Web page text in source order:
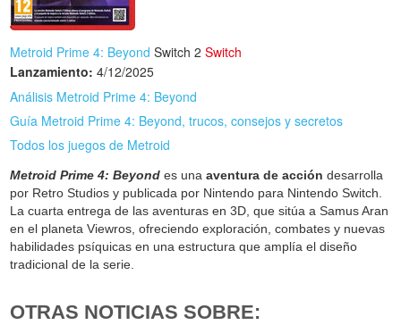
Metroid Prime 4: Beyond Switch 2 Switch
Lanzamiento: 4/12/2025
Análisis Metroid Prime 4: Beyond
Guía Metroid Prime 4: Beyond, trucos, consejos y secretos
Todos los juegos de Metroid
Metroid Prime 4: Beyond es unaaventura de acción desarrolla
por Retro Studios y publicada por Nintendo para Nintendo Switch.
La cuarta entrega de las aventuras en 3D, que sitúa a Samus Aran
en el planeta Viewros, ofreciendo exploración, combates y nuevas
habilidades psíquicas en una estructura que amplía el diseño
tradicional de la serie.
OTRAS NOTICIAS SOBRE: